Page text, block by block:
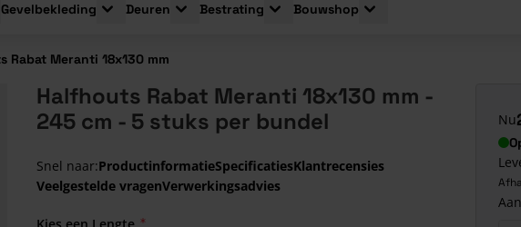
Plaatmaterialen
submenu for Isolatie
Gevelbekleding
Toggle submenu for Gevelbekleding
Deuren
Toggle submenu for Deuren
Bestrating
Toggle submenu for Bestrating
Bouwshop
Toggle submenu for
Rabat Meranti 18x130 mm
Halfhouts Rabat Meranti 18x130 mm -
245 cm - 5 stuks per bundel
Snel naar:ProductinformatieSpecificatiesKlantrecensies
Veelgestelde vragenVerwerkingsadvies
Nu